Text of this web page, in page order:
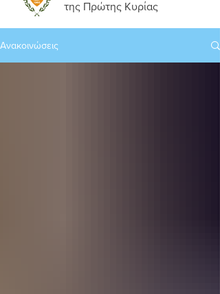
της Πρώτης Κυρίας
Ανακοινώσεις